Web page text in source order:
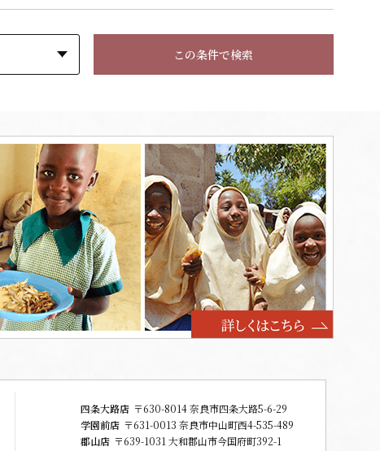
この条件で検索
四条大路店 〒630-8014 奈良市四条大路5-6-29
学園前店 〒631-0013 奈良市中山町西4-535-489
郡山店 〒639-1031 大和郡山市今国府町392-1